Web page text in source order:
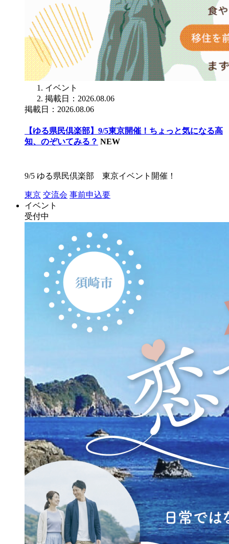
イベント
掲載日：2026.08.06
掲載日：2026.08.06
【ゆる県民倶楽部】9/5東京開催！ちょっと気になる高
知、のぞいてみる？ NEW
9/5 ゆる県民倶楽部 東京イベント開催！
東京 交流会 事前申込要
イベント
受付中